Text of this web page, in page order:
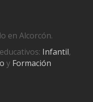
en Alcorcón.
Infantil,
y Formación